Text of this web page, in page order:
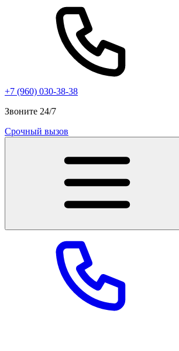
+7 (960) 030-38-38
Звоните 24/7
Срочный вызов